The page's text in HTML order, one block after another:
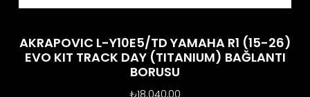
AKRAPOVIC L-Y10E5/TD YAMAHA R1 (15-26)
EVO KIT TRACK DAY (TITANIUM) BAĞLANTI
BORUSU
₺18.040,00